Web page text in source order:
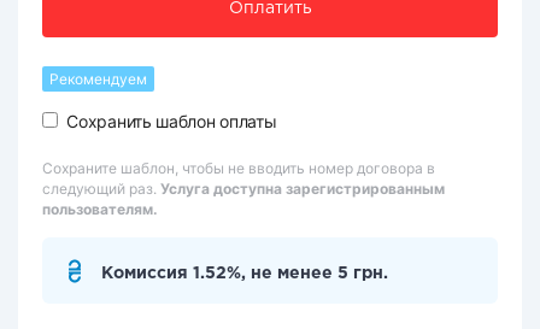
Оплатить
Рекомендуем
Сохранить шаблон оплаты
Сохраните шаблон, чтобы не вводить номер договора в
следующий раз. Услуга доступна зарегистрированным
пользователям.
Комиссия 1.52%, не менее 5 грн.